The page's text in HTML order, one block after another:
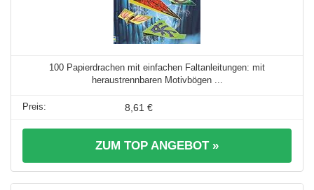
100 Papierdrachen mit einfachen Faltanleitungen: mit
heraustrennbaren Motivbögen ...
8,61 €
ZUM TOP ANGEBOT »